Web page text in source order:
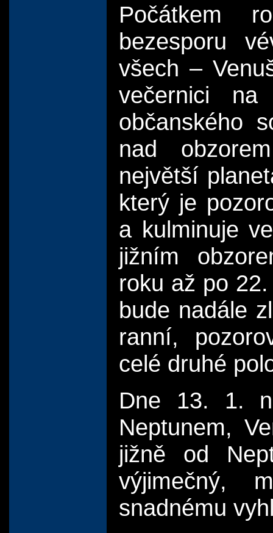
Počátkem
bezesporu
všech –
večernici
občanského
nad
největší
který je
a kulminuje
jižním
roku až po
bude nadále
ranní,
celé druhé
Dne 13. 1.
Neptunem,
jižně od
výjimečný,
snadnému